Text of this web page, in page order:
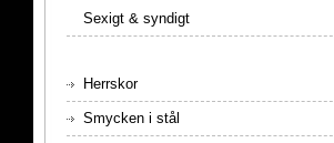
Sexigt & syndigt
Herrskor
Smycken i stål